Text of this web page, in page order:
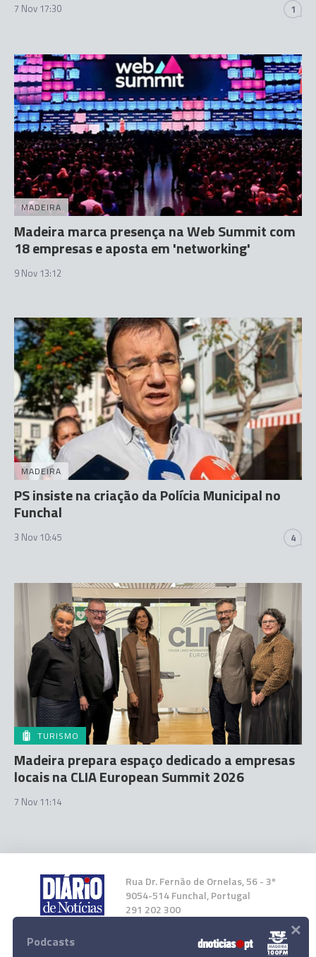
7 Nov 17:30 1
MADEIRA
Madeira marca presença na Web Summit com
18 empresas e aposta em 'networking'
9 Nov 13:12
MADEIRA
PS insiste na criação da Polícia Municipal no
Funchal
3 Nov 10:45 4
TURISMO
Madeira prepara espaço dedicado a empresas
locais na CLIA European Summit 2026
7 Nov 11:14
Rua Dr. Fernão de Ornelas, 56 - 3º
9054-514 Funchal, Portugal
291 202 300
Instale a nossa App
Podcasts ×